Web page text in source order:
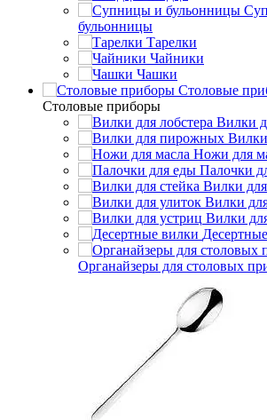
бульонницы
Тарелки
Чайники
Чашки
Cтоловые
Cтоловые приборы
Вилки
Ножи для
Палочки
Вилки для
Вилки
Вилки
Органайзеры для столовых